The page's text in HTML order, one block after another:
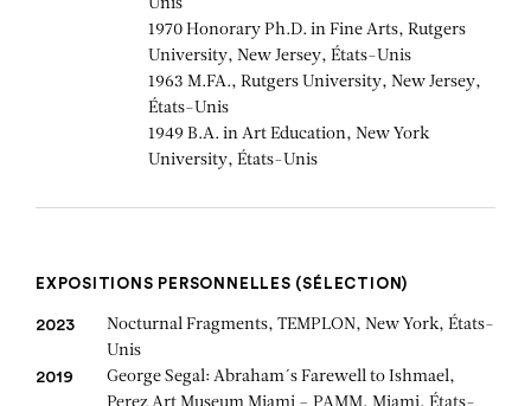
Unis
1970 Honorary Ph.D. in Fine Arts, Rutgers
University, New Jersey, États-Unis
1963 M.FA., Rutgers University, New Jersey,
États-Unis
1949 B.A. in Art Education, New York
University, États-Unis
EXPOSITIONS PERSONNELLES (SÉLECTION)
2023
Nocturnal Fragments, TEMPLON, New York, États-
Unis
2019
George Segal: Abraham´s Farewell to Ishmael,